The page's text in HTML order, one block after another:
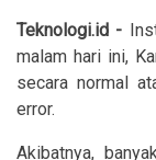
Teknologi.id -
malam hari ini,
secara normal
error.
Akibatnya,